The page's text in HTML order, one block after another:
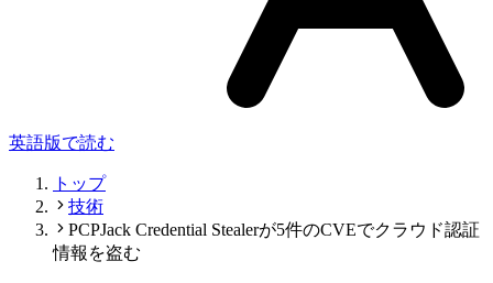
英語版で読む
トップ
技術
PCPJack Credential Stealerが5件のCVEでクラウド認証
情報を盗む